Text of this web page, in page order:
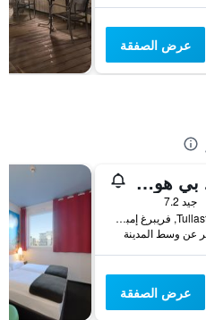
عرض الصفقة
بي آند بي هوتول فرايبورج نورد
جيد 7.2
Tullastraße 87c, فريبرغ إمبريسغاو, بادن - فورتمبيرغ, ألمانيا
عرض الصفقة